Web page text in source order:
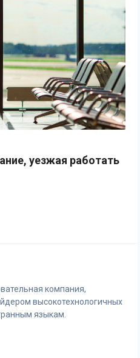
уезжая работать
компания,
высокотехнологичных
языкам.